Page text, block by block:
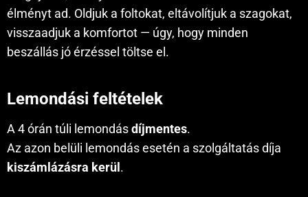
élményt ad. Oldjuk a foltokat, eltávolítjuk a szagokat,
visszaadjuk a komfortot — úgy, hogy minden
beszállás jó érzéssel töltse el.
Lemondási feltételek
A 4 órán túli lemondásdíjmentes.
Az azon belüli lemondás esetén a szolgáltatás díja
kiszámlázásra kerül .